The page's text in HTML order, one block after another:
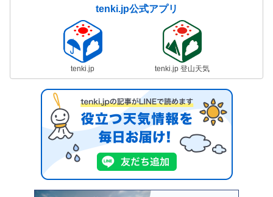
tenki.jp公式アプリ
tenki.jp tenki.jp 登山天気